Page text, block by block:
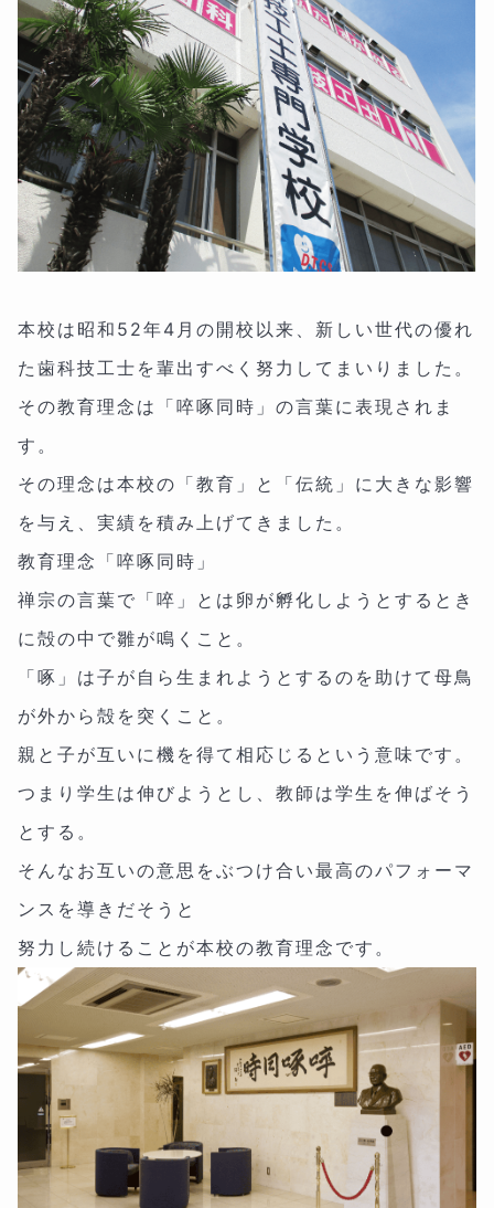
本校は昭和52年4月の開校以来、新しい世代の優れ
た歯科技工士を輩出すべく努力してまいりました。
その教育理念は「啐啄同時」の言葉に表現されま
す。
その理念は本校の「教育」と「伝統」に大きな影響
を与え、実績を積み上げてきました。
教育理念「啐啄同時」
禅宗の言葉で「啐」とは卵が孵化しようとするとき
に殻の中で雛が鳴くこと。
「啄」は子が自ら生まれようとするのを助けて母鳥
が外から殻を突くこと。
親と子が互いに機を得て相応じるという意味です。
つまり学生は伸びようとし、教師は学生を伸ばそう
とする。
そんなお互いの意思をぶつけ合い最高のパフォーマ
ンスを導きだそうと
努力し続けることが本校の教育理念です。